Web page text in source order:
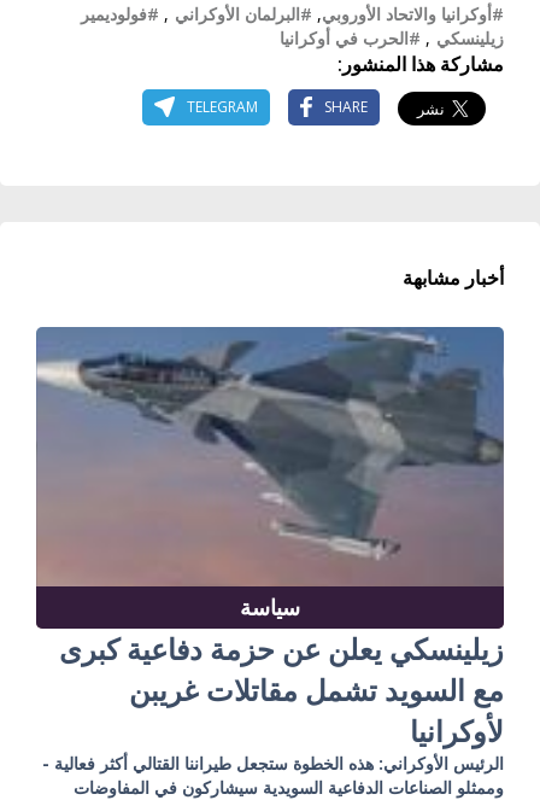
#أوكرانيا والاتحاد الأوروبي, #البرلمان الأوكراني , #فولوديمير
زيلينسكي , #الحرب في أوكرانيا
مشاركة هذا المنشور:
SHARE
TELEGRAM
أخبار مشابهة
سياسة
زيلينسكي يعلن عن حزمة دفاعية كبرى
مع السويد تشمل مقاتلات غريبن
لأوكرانيا
الرئيس الأوكراني: هذه الخطوة ستجعل طيراننا القتالي أكثر فعالية -
وممثلو الصناعات الدفاعية السويدية سيشاركون في المفاوضات